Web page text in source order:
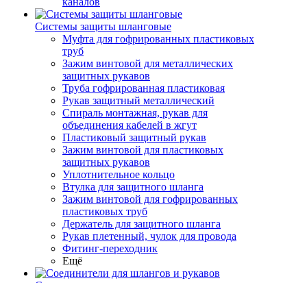
Системы защиты шланговые
Муфта для гофрированных пластиковых
труб
Зажим винтовой для металлических
защитных рукавов
Труба гофрированная пластиковая
Рукав защитный металлический
Спираль монтажная, рукав для
объединения кабелей в жгут
Пластиковый защитный рукав
Зажим винтовой для пластиковых
защитных рукавов
Уплотнительное кольцо
Втулка для защитного шланга
Зажим винтовой для гофрированных
пластиковых труб
Держатель для защитного шланга
Рукав плетенный, чулок для провода
Фитинг-переходник
Ещё